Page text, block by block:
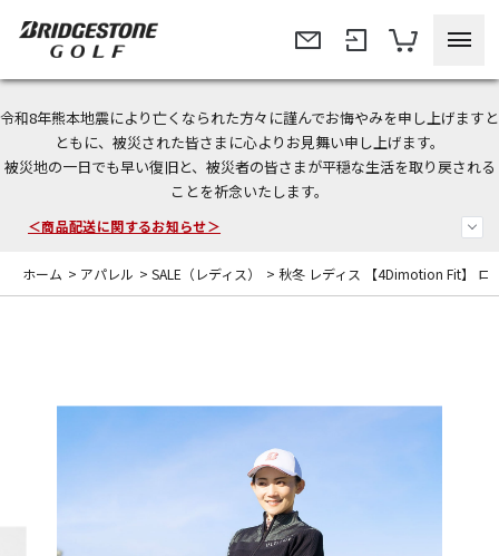
令和8年熊本地震により亡くなられた方々に謹んでお悔やみを申し上げますと
ともに、被災された皆さまに心よりお見舞い申し上げます。
被災地の一日でも早い復旧と、被災者の皆さまが平穏な生活を取り戻される
ことを祈念いたします。
今なら新規会員登録で1,000円OFFクーポンプレゼント！
＜商品配送に関するお知らせ＞
＜夏季休暇中のご注文・発送・お問い合わせ＞
ホーム > アパレル > SALE（レディス） > 秋冬 レディス 【4Dimotion Fit】 ロ